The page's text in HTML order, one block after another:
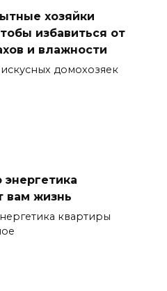
хозяйки
избавиться от
и влажности
домохозяек
энергетика
вам жизнь
квартиры